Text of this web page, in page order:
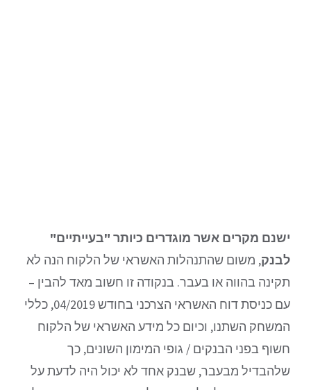
ישנם מקרים אשר מוגדרים כיותר "בעייתיים"
לבנק, משום שהתנהלות האשראי של הלקוח הנה לא
תקינה בהווה או בעבר. בנקודה זו חשוב מאד להבין –
עם כניסת דוח האשראי הצרכני בחודש 04/2019, כללי
המשחק השתנו, וכיום כל מידע האשראי של הלקוח
חשוף בפני הבנקים / גופי המימון השונים, כך
שלהבדיל מבעבר, שבנק אחד לא יכול היה לדעת על